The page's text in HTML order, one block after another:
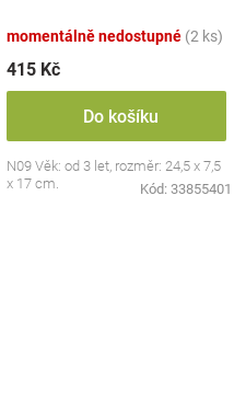
momentálně nedostupné (2 ks)
415 Kč
Do košíku
N09 Věk: od 3 let, rozměr: 24,5 x 7,5
x 17 cm.
Kód: 33855401